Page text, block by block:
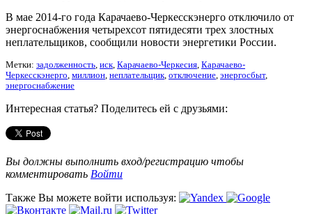
В мае 2014-го года Карачаево-Черкесскэнерго отключило от
энергоснабжения четырехсот пятидесяти трех злостных
неплательщиков, сообщили новости энергетики России.
Метки: задолженность, иск, Карачаево-Черкесия, Карачаево-
Черкесскэнерго, миллион, неплательщик, отключение, энергосбыт,
энергоснабжение
Интересная статья? Поделитесь ей с друзьями:
Вы должны выполнить вход/регистрацию чтобы
комментировать Войти
Также Вы можете войти используя: